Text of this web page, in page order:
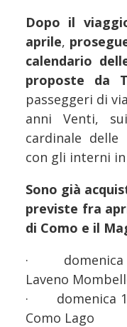
Dopo il
aprile,
calendario
proposte da
passeggeri di
anni Venti,
cardinale
con gli interni
Sono già
previste fra
di Como e il
· domenica
Laveno
· domenica
Como Lago